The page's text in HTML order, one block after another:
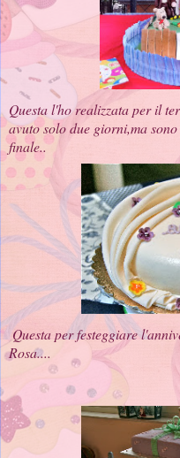
Questa l'ho realizzata per il
avuto solo due giorni,ma
finale..
Questa per festeggiare
Rosa....